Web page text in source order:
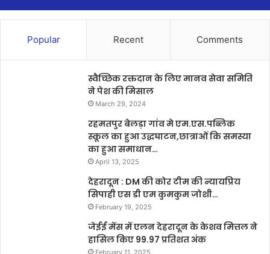
Popular Recent Comments
स्वैच्छिक रक्तदान के लिए मानव सेवा समिति
ने पेश की मिसाल
March 29, 2024
रहमतपुर बेलड़ा गांव मे एम.एस.पब्लिक
स्कूल का हुआ उद्धघाटन,छात्राओं कि समस्या
का हुआ समाधान…
April 13, 2025
देहरादून : DM की कोर टीम की न्यायप्रिय
सिपाही एस डी एम कुमकुम जोशी…
February 19, 2025
जेईई मेंस में एलन देहरादून के केशव मित्तल ने
हासिल किए 99.97 प्रतिशत अंक
February 11, 2025